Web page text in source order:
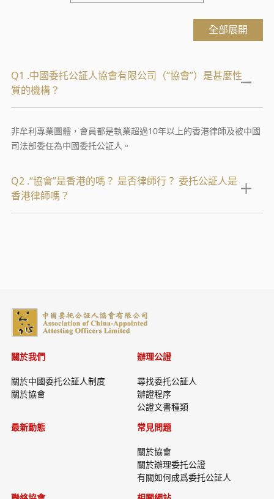
全部展開
Q1 .中國委托公証人協會有限公司（“協會”）是甚麼性
質的機構？
非牟利專業團體，會員都是執業超過10年以上的香港律師及被中國
司法部委任為中國委托公証人。
Q2 .“協會”是香港的嗎？ 是否律師行？ 委托公証人是
香港律師嗎？
關於我們
關於中國委托公証人制度
關於協會
辦理公證
尋找委托公証人
辦證程序
公證文書種類
最新動態
常見問題
關於協會
關於辦理委托公證
有關如何成爲委托公証人